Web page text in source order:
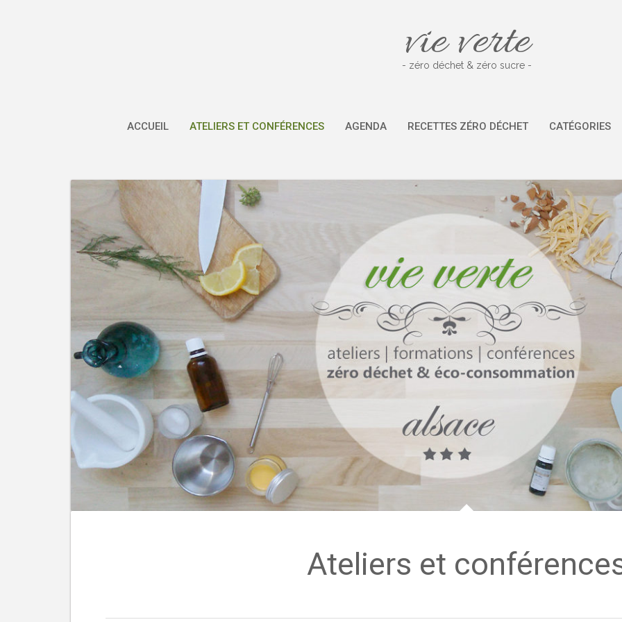
vie verte
- zéro déchet & zéro sucre -
ACCUEIL ATELIERS ET CONFÉRENCES AGENDA RECETTES ZÉRO DÉCHET CATÉGORIES
Ateliers et